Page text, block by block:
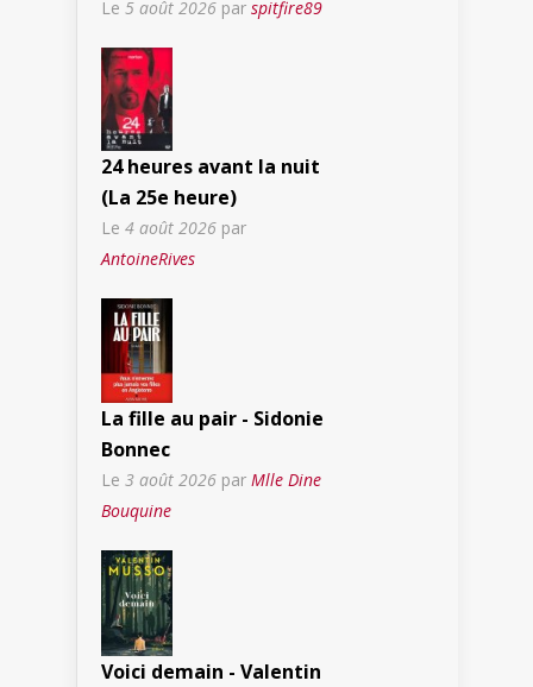
Le 5 août 2026 par spitfire89
24 heures avant la nuit
(La 25e heure)
Le 4 août 2026 par
AntoineRives
La fille au pair - Sidonie
Bonnec
Le 3 août 2026 par Mlle Dine
Bouquine
Voici demain - Valentin